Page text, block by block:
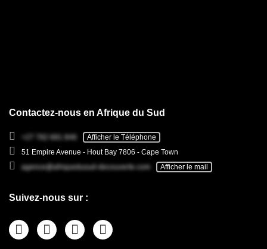
Contactez-nous en Afrique du Sud
+27 782 681 846
Afficher le Téléphone
51 Empire Avenue - Hout Bay 7806 - Cape Town
agence@afriquedusud-decouverte.com
Afficher le mail
Suivez-nous sur :